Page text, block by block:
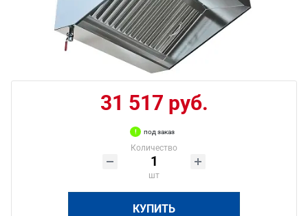
31 517 руб.
под заказ
Количество
шт
КУПИТЬ